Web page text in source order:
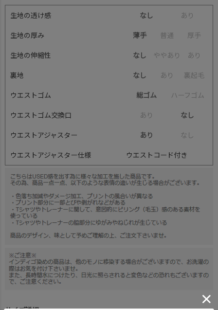
生地の透け感 なし あ り
生地の厚み 薄手 普通 厚手
生地の伸縮性 なし ややあ り あ り
裏地 なし あ り 裏起毛
ウエストゴム 総ゴム ハーフ ゴ ム
ウエストゴム交換口 あ り なし
ウエストアジャスター あり な し
ウエストアジャスター仕様 ウエストコード付き